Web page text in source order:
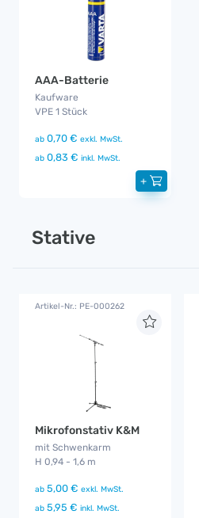
AAA-Batterie
Kaufware
VPE 1 Stück
ab 0,70 € exkl. MwSt.
ab 0,83 € inkl. MwSt.
+
Stative
Artikel-Nr.: PE-000262
Mikrofonstativ K&M
mit Schwenkarm
H 0,94 - 1,6 m
ab 5,00 € exkl. MwSt.
ab 5,95 € inkl. MwSt.